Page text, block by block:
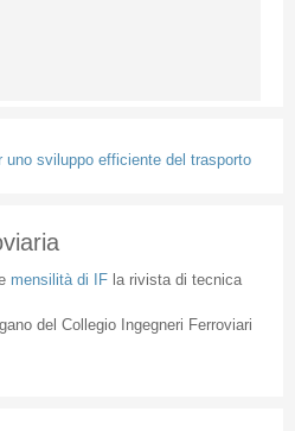
uno sviluppo efficiente del trasporto
mensilità di IFla rivista di tecnica
del Collegio Ingegneri Ferroviari